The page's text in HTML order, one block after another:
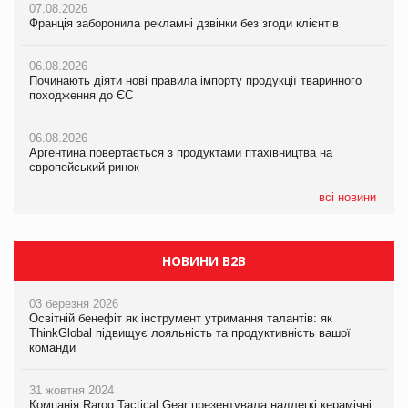
07.08.2026
Франція заборонила рекламні дзвінки без згоди клієнтів
06.08.2026
Починають діяти нові правила імпорту продукції тваринного
походження до ЄС
06.08.2026
Аргентина повертається з продуктами птахівництва на
європейський ринок
всі новини
07.08.2026
Франція заборонила рекламні дзвінки без згоди клієнтів
06.08.2026
Починають діяти нові правила імпорту продукції тваринного
походження до ЄС
06.08.2026
Аргентина повертається з продуктами птахівництва на
європейський ринок
07.08.2026
Франція заборонила рекламні дзвінки без згоди клієнтів
06.08.2026
Починають діяти нові правила імпорту продукції тваринного
походження до ЄС
06.08.2026
Аргентина повертається з продуктами птахівництва на
європейський ринок
НОВИНИ B2B
03 березня 2026
Освітній бенефіт як інструмент утримання талантів: як
ThinkGlobal підвищує лояльність та продуктивність вашої
команди
31 жовтня 2024
Компанія Rarog Tactical Gear презентувала надлегкі керамічні